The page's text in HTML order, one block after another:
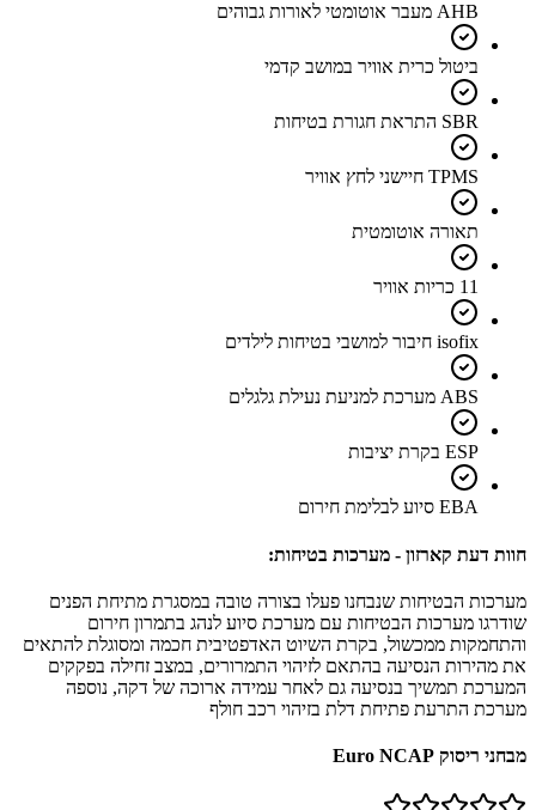
AHB מעבר אוטומטי לאורות גבוהים
ביטול כרית אוויר במושב קדמי
SBR התראת חגורת בטיחות
TPMS חיישני לחץ אוויר
תאורה אוטומטית
11 כריות אוויר
isofix חיבור למושבי בטיחות לילדים
ABS מערכת למניעת נעילת גלגלים
ESP בקרת יציבות
EBA סיוע לבלימת חירום
חוות דעת קארזון - מערכות בטיחות:
מערכות הבטיחות שנבחנו פעלו בצורה טובה במסגרת מתיחת הפנים
שודרגו מערכות הבטיחות עם מערכת סיוע לנהג בתמרון חירום
והתחמקות ממכשול, בקרת השיוט האדפטיבית חכמה ומסוגלת להתאים
את מהירות הנסיעה בהתאם לזיהוי התמרורים, במצב זחילה בפקקים
המערכת תמשיך בנסיעה גם לאחר עמידה ארוכה של דקה, נוספה
מערכת התרעת פתיחת דלת בזיהוי רכב חולף
מבחני ריסוק Euro NCAP